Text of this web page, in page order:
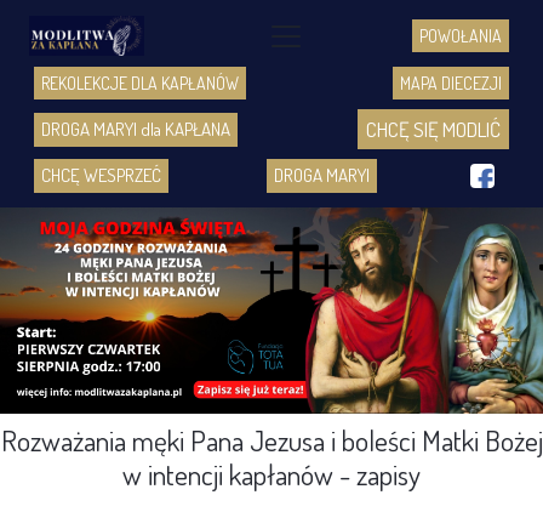
POWOŁANIA
REKOLEKCJE DLA KAPŁANÓW MAPA DIECEZJI
DROGA MARYI dla KAPŁANA CHCĘ SIĘ MODLIĆ
CHCĘ WESPRZEĆ DROGA MARYI f
Rozważania męki Pana Jezusa i boleści Matki Bożej
w intencji kapłanów - zapisy